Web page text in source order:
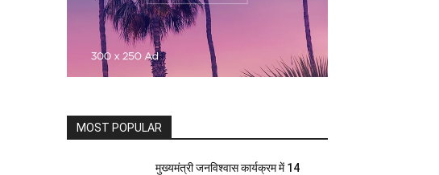
MOST POPULAR
मुख्यमंत्री जनविश्वास कार्यक्रम में 14